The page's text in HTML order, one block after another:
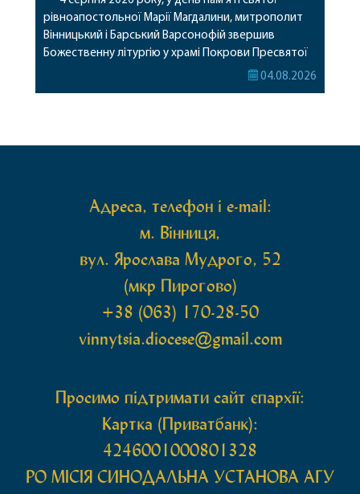
рівноапостольної Марії Магдалини, митрополит
Вінницький і Барський Варсонофій звершив
Божественну літургію у храмі Покрови Пресвятої
Богородиці села Терешки Барського благочиння.
04.08.2026
Адреса, телефон і e-mail:
м. Вінниця,
вул. Ярослава Мудрого, 52
(мкр Пирогово)
+38 (063) 170-28-50
vinnytsia.diocese@gmail.com
Просимо підтримати сайт єпархії:
Картка (Приватбанк):
4246001000801328
РО МIСIЯ СИНОДАЛЬНА УСТАНОВА АГУ